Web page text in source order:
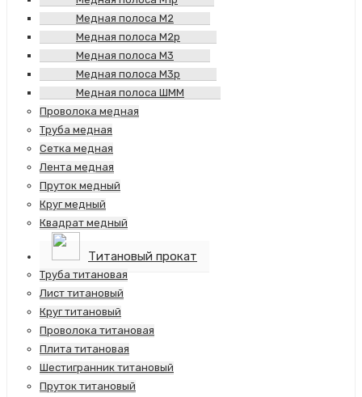
Медная полоса М2
Медная полоса М2р
Медная полоса М3
Медная полоса М3р
Медная полоса ШММ
Проволока медная
Труба медная
Сетка медная
Лента медная
Пруток медный
Круг медный
Квадрат медный
Титановый прокат
Труба титановая
Лист титановый
Круг титановый
Проволока титановая
Плита титановая
Шестигранник титановый
Пруток титановый